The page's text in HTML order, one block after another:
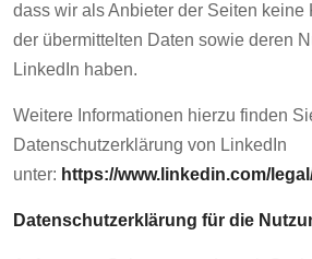
dass wir als Anbieter der Seiten keine
der übermittelten Daten sowie deren
LinkedIn haben.
Weitere Informationen hierzu finden
Datenschutzerklärung von LinkedIn
unter: https://www.linkedin.com/
Datenschutzerklärung für die